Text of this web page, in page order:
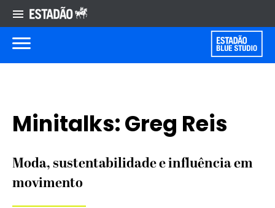
Minitalks: Greg Reis
Moda, sustentabilidade e influência em
movimento